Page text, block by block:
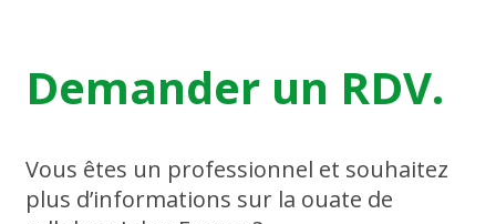
Demander un RDV.
Vous êtes un professionnel et souhaitez
plus d’informations sur la ouate de